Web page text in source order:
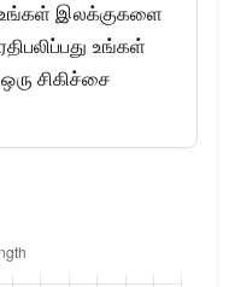
உங்கள் இலக்குகளை
உங்கள்
சிகிச்சை